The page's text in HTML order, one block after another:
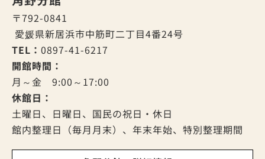
〒792-0841
愛媛県新居浜市中筋町二丁目4番24号
TEL： 0897-41-6217
開館時間：
月～金 9:00～17:00
休館日：
土曜日、日曜日、国民の祝日・休日
館内整理日（毎月月末）、年末年始、特別整理期間